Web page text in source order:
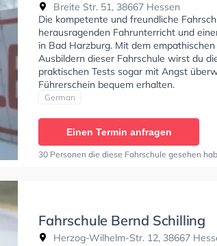
Breite Str. 51, 38667 Hessen
Die kompetente und freundliche
herausragenden Fahrunterricht und
in Bad Harzburg. Mit dem
Ausbildern dieser Fahrschule wirst du
praktischen Tests sogar mit Angst
Führerschein bequem erhalten.
German
Einen Termin anfragen
30 Personen die diese Fahrschule gesehen
Fahrschule Bernd Schilling
Herzog-Wilhelm-Str. 12, 38667